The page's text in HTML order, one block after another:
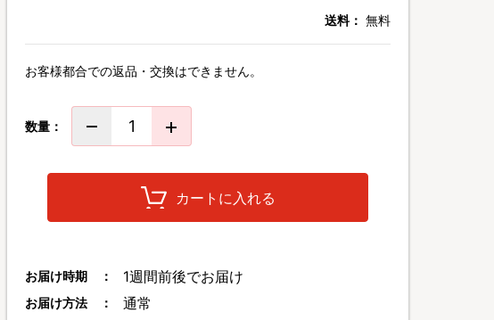
送料： 無料
お客様都合での返品・交換はできません。
数量：
カートに入れる
お届け時期 ： 1週間前後でお届け
お届け方法 ： 通常